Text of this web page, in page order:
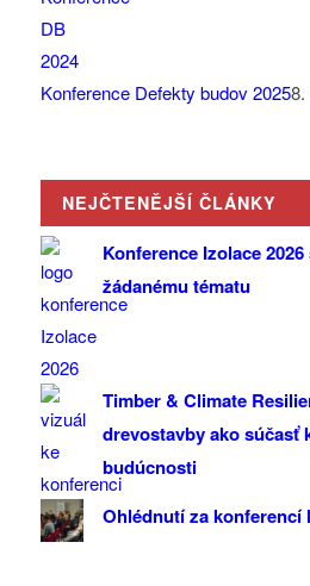
Konference Defekty budov 20258.
NEJČTENĚJŠÍ ČLÁNKY
Konference Izolace
žádanému tématu
Timber & Climate
drevostavby ako súčasť
budúcnosti
Ohlédnutí za konferencí